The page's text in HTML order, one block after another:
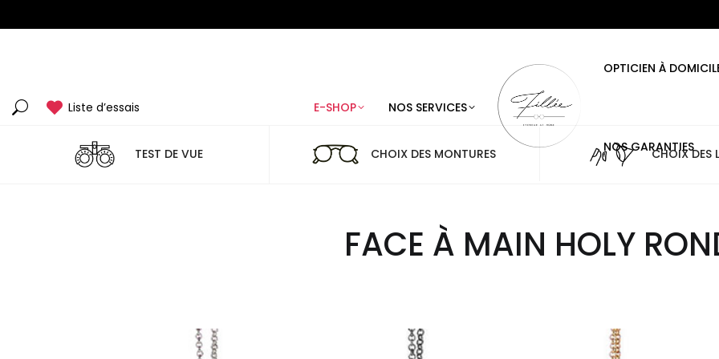
E-SHOP NOS SERVICES
RechercheListe d’essais
OPTICIEN À
NOS GARANTIES
TEST DE VUE CHOIX DES MONTURES CHOIX DES
FACE À MAIN HOLY